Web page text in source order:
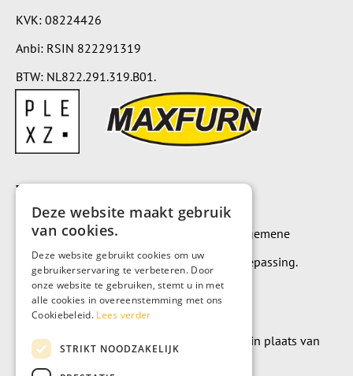
KVK: 08224426
Anbi: RSIN 822291319
BTW: NL822.291.319.B01.
Voorwaarden
Op alle leveringen en diensten zijn onze algemene
leverings- en betalingsvoorwaarden van toepassing.
Algemene voorwaarden
Wilt u geld doneren? Dat kan uiteraard ook in plaats van
meubels te kopen.
Deze website maakt gebruik
van cookies.
Deze website gebruikt cookies om uw
gebruikerservaring te verbeteren. Door
onze website te gebruiken, stemt u in met
alle cookies in overeenstemming met ons
Cookiebeleid. Lees verder
STRIKT NOODZAKELIJK